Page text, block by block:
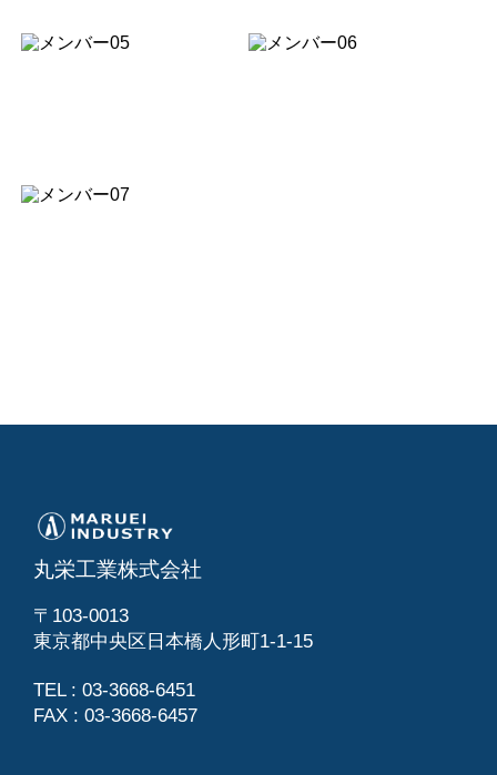
丸栄工業株式会社
〒103-0013
東京都中央区日本橋人形町1-1-15
TEL : 03-3668-6451
FAX : 03-3668-6457